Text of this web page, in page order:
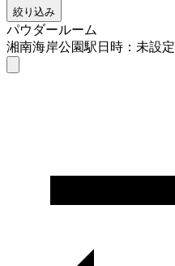
絞り込み
パウダールーム
湘南海岸公園駅日時：未設定